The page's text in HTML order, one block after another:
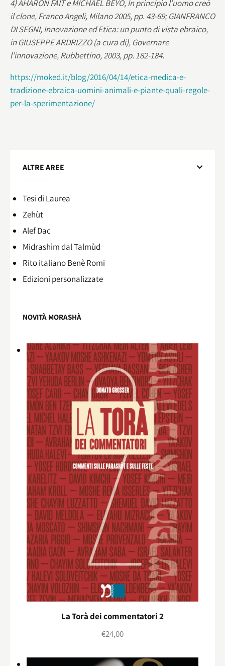
4) AHARON FAIT e MICHAEL BEYO, In principio l’uomo creò
il clone, Franco Angeli, Milano 2005, pp. 43-69; GIANFRANCO
DI SEGNI, Innovazione ed Etica: un punto di vista ebraico,
in GIUSEPPE ARDRIZZO (a cura di), Governare
l’innovazione, Rubbettino, 2003, pp. 182-184.
https://moked.it/blog/2016/04/14/etica-medica-e-
tradizione-ebraica-uomini-animali-e-piante-quali-regole-
per-la-sperimentazione/
ALTRE AREE
Tesi di Laurea
Zehùt
Alef Dac
Midrashìm dal Talmùd
Rito italiano Benè Romi​
Edizioni personalizzate
NOVITÀ MORASHÀ
La Torà dei commentatori 2
€24,00